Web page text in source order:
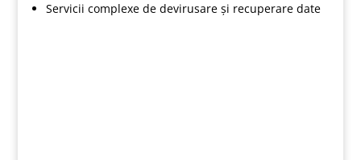
Servicii complexe de devirusare și recuperare date